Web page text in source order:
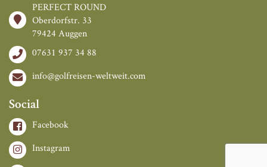
PERFECT ROUND
Oberdorfstr. 33
79424 Auggen
07631 937 34 88
info@golfreisen-weltweit.com
Social
Facebook
Instagram